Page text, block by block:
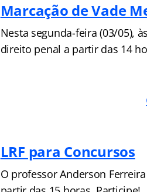
Marcação de Vade
Nesta segunda-feira (03/05),
direito penal a partir das 14
LRF para Concursos
O professor Anderson